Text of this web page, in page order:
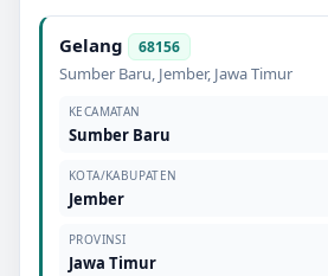
Gelang 68156
Sumber Baru, Jember, Jawa Timur
KECAMATAN
Sumber Baru
KOTA/KABUPATEN
Jember
PROVINSI
Jawa Timur